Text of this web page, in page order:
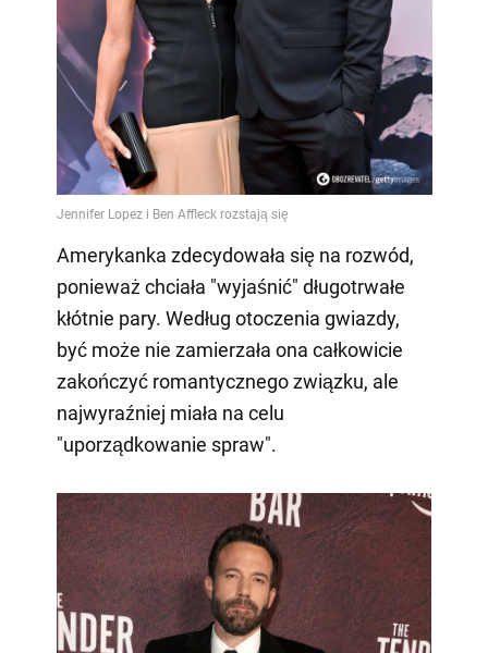
Amerykanka zdecydowała się na rozwód,
ponieważ chciała "wyjaśnić" długotrwałe
kłótnie pary. Według otoczenia gwiazdy,
być może nie zamierzała ona całkowicie
zakończyć romantycznego związku, ale
najwyraźniej miała na celu
"uporządkowanie spraw".